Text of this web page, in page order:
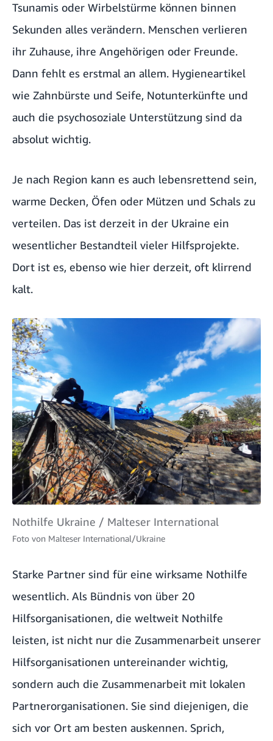
Tsunamis oder Wirbelstürme können binnen
Sekunden alles verändern. Menschen verlieren
ihr Zuhause, ihre Angehörigen oder Freunde.
Dann fehlt es erstmal an allem. Hygieneartikel
wie Zahnbürste und Seife, Notunterkünfte und
auch die psychosoziale Unterstützung sind da
absolut wichtig.
Je nach Region kann es auch lebensrettend sein,
warme Decken, Öfen oder Mützen und Schals zu
verteilen. Das ist derzeit in der Ukraine ein
wesentlicher Bestandteil vieler Hilfsprojekte.
Dort ist es, ebenso wie hier derzeit, oft klirrend
kalt.
Nothilfe Ukraine / Malteser International
Foto von Malteser International/Ukraine
Starke Partner sind für eine wirksame Nothilfe
wesentlich. Als Bündnis von über 20
Hilfsorganisationen, die weltweit Nothilfe
leisten, ist nicht nur die Zusammenarbeit unserer
Hilfsorganisationen untereinander wichtig,
sondern auch die Zusammenarbeit mit lokalen
Partnerorganisationen. Sie sind diejenigen, die
sich vor Ort am besten auskennen. Sprich,